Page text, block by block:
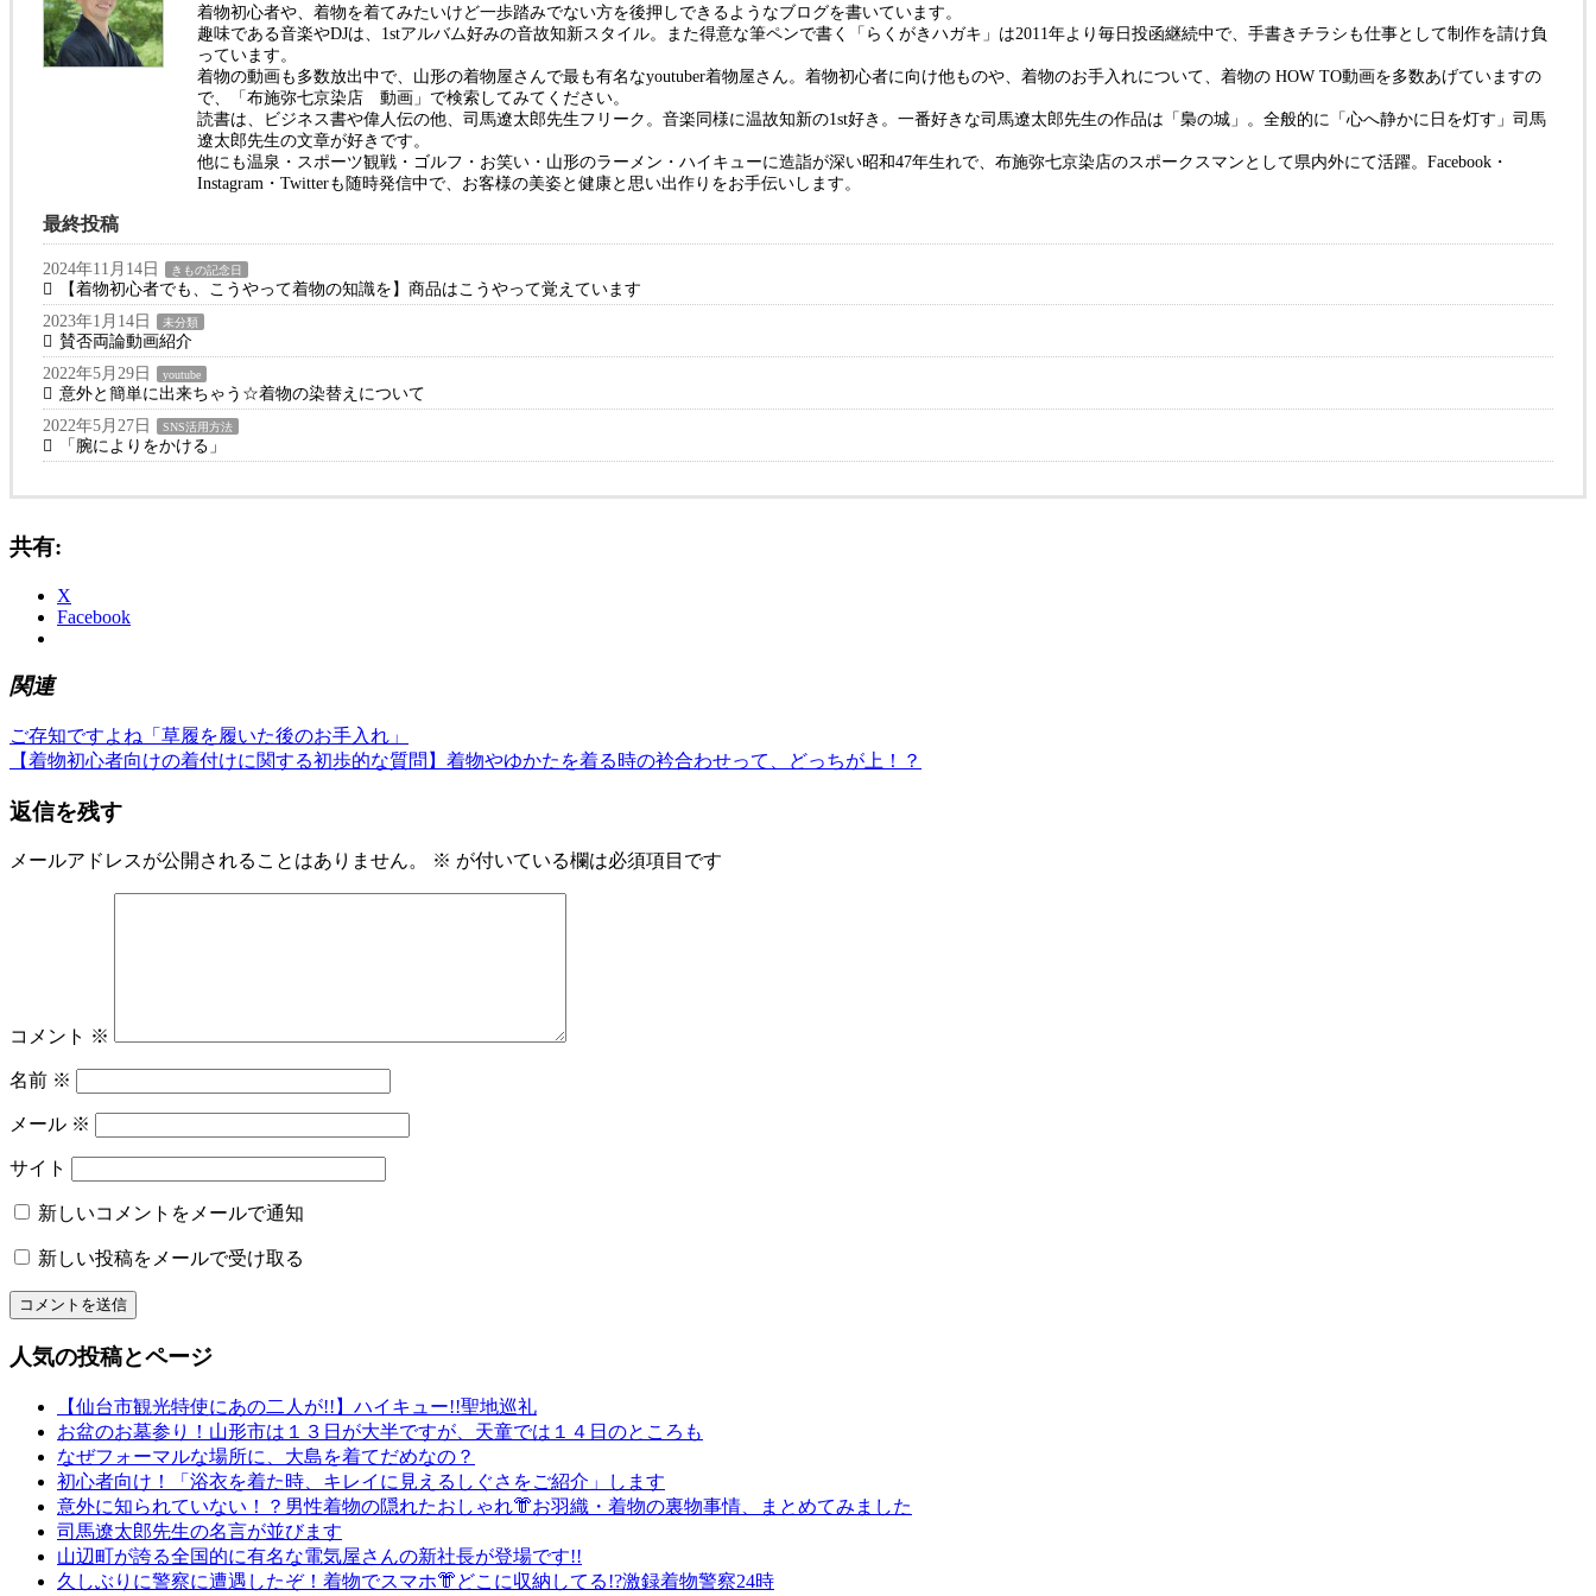
着物初心者や、着物を着てみたいけど一歩踏みでない方を後押しできるようなブログを書いています。
趣味である音楽やDJは、1stアルバム好みの音故知新スタイル。また得意な筆ペンで書く「らくがきハガキ」は2011年より毎日投函継続中で、手書きチラシも仕事として制作を請け負
っています。
着物の動画も多数放出中で、山形の着物屋さんで最も有名なyoutuber着物屋さん。着物初心者に向け他ものや、着物のお手入れについて、着物の HOW TO動画を多数あげていますの
で、「布施弥七京染店 動画」で検索してみてください。
読書は、ビジネス書や偉人伝の他、司馬遼太郎先生フリーク。音楽同様に温故知新の1st好き。一番好きな司馬遼太郎先生の作品は「梟の城」。全般的に「心へ静かに日を灯す」司馬
遼太郎先生の文章が好きです。
他にも温泉・スポーツ観戦・ゴルフ・お笑い・山形のラーメン・ハイキューに造詣が深い昭和47年生れで、布施弥七京染店のスポークスマンとして県内外にて活躍。Facebook・
Instagram・Twitterも随時発信中で、お客様の美姿と健康と思い出作りをお手伝いします。
最終投稿
2024年11月14日 きもの記念日
【着物初心者でも、こうやって着物の知識を】商品はこうやって覚えています
2023年1月14日
未分類
賛否両論動画紹介
2022年5月29日
youtube
意外と簡単に出来ちゃう☆着物の染替えについて
2022年5月27日
SNS活用方法
「腕によりをかける」
共有:
X
Facebook
関連
き
も
や
ち
ゆ
た
着
付
レ
ン
ル
り
み
投
稿
ナ
ビ
ン
前
の
事:
ご存知ですよね「草履を履いた後のお手入れ」
次
記
【着物初心者向けの着付けに関する初歩的な質問】着物やゆかたを着る時の衿合わせって、どっちが上！？
返信を残す
メールアドレスが公開されることはありません。 ※ が付いている欄は必須項目です
コメント ※
名前 ※
メール ※
サイト
新しいコメントをメールで通知
新しい投稿をメールで受け取る
人気の投稿とページ
【仙台市観光特使にあの二人が!!】ハイキュー!!聖地巡礼
お盆のお墓参り！山形市は１３日が大半ですが、天童では１４日のところも
なぜフォーマルな場所に、大島を着てだめなの？
初心者向け！「浴衣を着た時、キレイに見えるしぐさをご紹介」します
意外に知られていない！？男性着物の隠れたおしゃれ👘お羽織・着物の裏物事情、まとめてみました
司馬遼太郎先生の名言が並びます
山辺町が誇る全国的に有名な電気屋さんの新社長が登場です!!
久しぶりに警察に遭遇したぞ！着物でスマホ👘どこに収納してる!?激録着物警察24時